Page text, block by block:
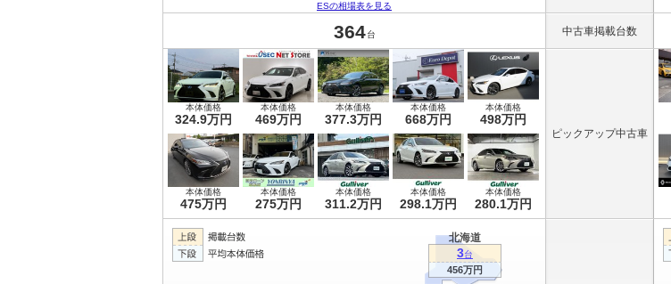
ESの相場表を見る
364 台 中古車掲載台数
本体価格
324.9万円
本体価格
469万円
本体価格
377.3万円
本体価格
668万円
本体価格
498万円
本体価格
475万円
本体価格
275万円
本体価格
311.2万円
本体価格
298.1万円
本体価格
280.1万円
ピックアップ中古車
北海道
3台
456万円